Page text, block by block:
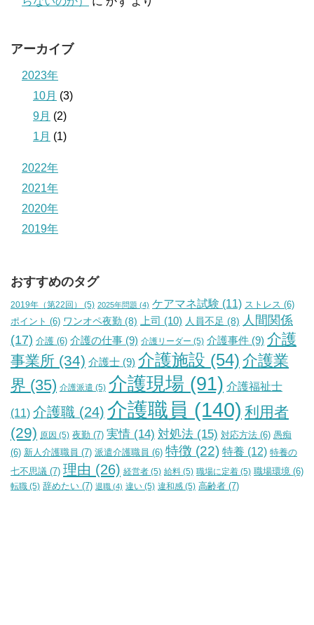
アーカイブ
2023年
10月 (3)
9月 (2)
1月 (1)
2022年
2021年
2020年
2019年
おすすめのタグ
2019年（第22回） (5) 2025年問題 (4) ケアマネ試験 (11) ストレス (6)
ポイント (6) ワンオペ夜勤 (8) 上司 (10) 人員不足 (8) 人間関係
(17) 介護 (6) 介護の仕事 (9) 介護リーダー (5) 介護事件 (9) 介護
事業所 (34) 介護士 (9) 介護施設 (54) 介護業
界 (35) 介護派遣 (5) 介護現場 (91) 介護福祉士
(11) 介護職 (24) 介護職員 (140) 利用者
(29) 原因 (5) 夜勤 (7) 実情 (14) 対処法 (15) 対応方法 (6) 愚痴
(6) 新人介護職員 (7) 派遣介護職員 (6) 特徴 (22) 特養 (12) 特養の
七不思議 (7) 理由 (26) 経営者 (5) 給料 (5) 職場に定着 (5) 職場環境 (6)
転職 (5) 辞めたい (7) 退職 (4) 違い (5) 違和感 (5) 高齢者 (7)